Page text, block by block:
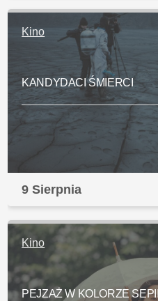
Kino
KANDYDACI ŚMIERCI
9 Sierpnia
Kino
PEJZAŻ W KOLORZE SEPII